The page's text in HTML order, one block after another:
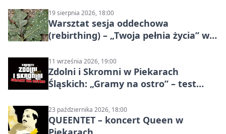
19 sierpnia 2026, 18:00
Warsztat sesja oddechowa
(rebirthing) – „Twoja pełnia życia” w
11 września 2026, 19:00
Zdolni i Skromni w Piekarach
Śląskich: „Gramy na ostro” – test
23 października 2026, 18:00
QUEENTET – koncert Queen w